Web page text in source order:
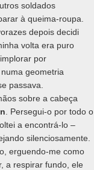
soldados
à queima-roupa.
depois decidi
volta era puro
por
geometria
passava.
sobre a cabeça
. Persegui-o por todo o
a encontrá-lo –
silenciosamente.
erguendo-me como
a respirar fundo, ele